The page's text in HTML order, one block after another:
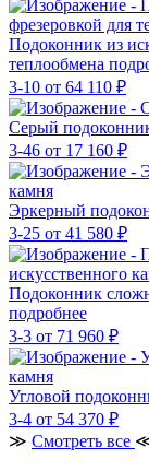
Подоконник из
теплообмена
3-10 от 64 110 ₽
Серый
3-46 от 17 160 ₽
Эркерный
3-25 от 41 580 ₽
Подоконник
подробнее
3-3 от 71 960 ₽
Угловой
3-4 от 54 370 ₽
≫ Смотреть все